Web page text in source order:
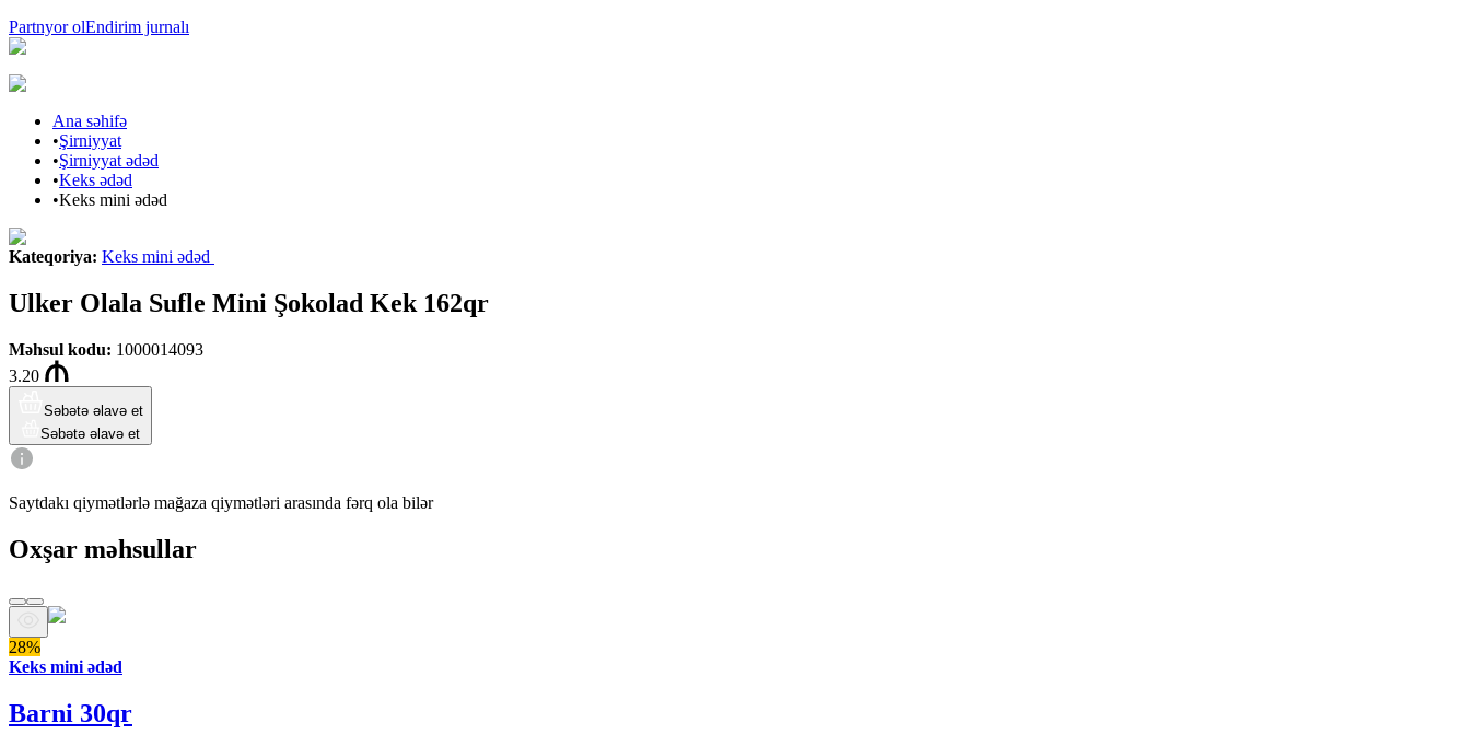
Partnyor olEndirim jurnalı
Ana səhifə
•Şirniyyat
•Şirniyyat ədəd
•Keks ədəd
•Keks mini ədəd
Kateqoriya: Keks mini ədəd
Ulker Olala Sufle Mini Şokolad Kek 162qr
Məhsul kodu: 1000014093
3.20
Səbətə əlavə et
Səbətə əlavə et
Saytdakı qiymətlərlə mağaza qiymətləri arasında fərq ola bilər
Oxşar məhsullar
28%
Keks mini ədəd
Barni 30qr